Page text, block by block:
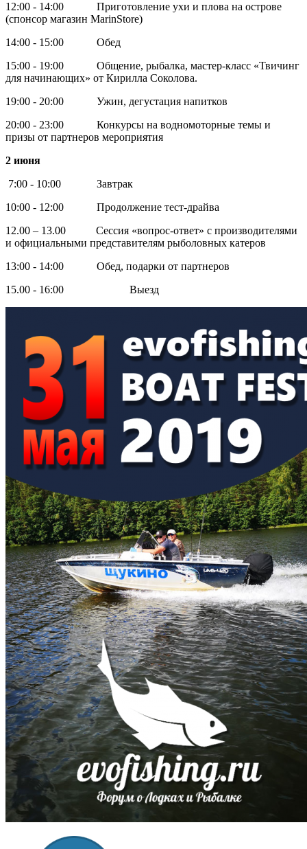
12:00 - 14:00 Приготовление ухи и плова на острове
(спонсор магазин MarinStore)
14:00 - 15:00 Обед
15:00 - 19:00 Общение, рыбалка, мастер-класс «Твичинг
для начинающих» от Кирилла Соколова.
19:00 - 20:00 Ужин, дегустация напитков
20:00 - 23:00 Конкурсы на водномоторные темы и
призы от партнеров мероприятия
2 июня
7:00 - 10:00 Завтрак
10:00 - 12:00 Продолжение тест-драйва
12.00 – 13.00 Сессия «вопрос-ответ» с производителями
и официальными представителям рыболовных катеров
13:00 - 14:00 Обед, подарки от партнеров
15.00 - 16:00 Выезд